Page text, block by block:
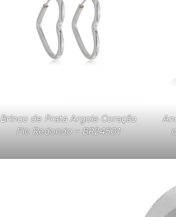
Brinco de Prata Argola Coração
Fio Redondo – BR24501